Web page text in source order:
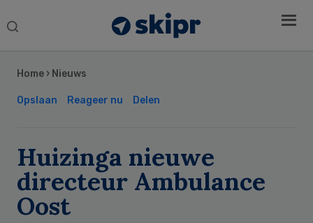
Search
Home › Nieuws
Opslaan Reageer nu Delen
Huizinga nieuwe
directeur Ambulance
Oost
Sidebar